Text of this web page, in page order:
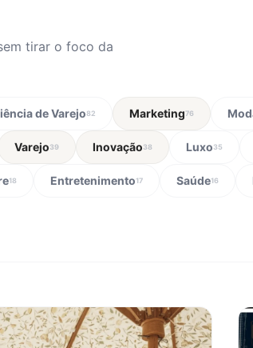
tirar o foco da
de Varejo82 Marketing76
Varejo39 Inovação38 Luxo35
18 Entretenimento17 Saúde16